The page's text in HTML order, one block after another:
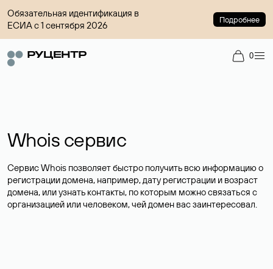
Обязательная идентификация в
ЕСИА с 1 сентября 2026
Подробнее
0
Whois сервис
Сервис Whois позволяет быстро получить всю информацию о
регистрации домена, например, дату регистрации и возраст
домена, или узнать контакты, по которым можно связаться с
организацией или человеком, чей домен вас заинтересовал.